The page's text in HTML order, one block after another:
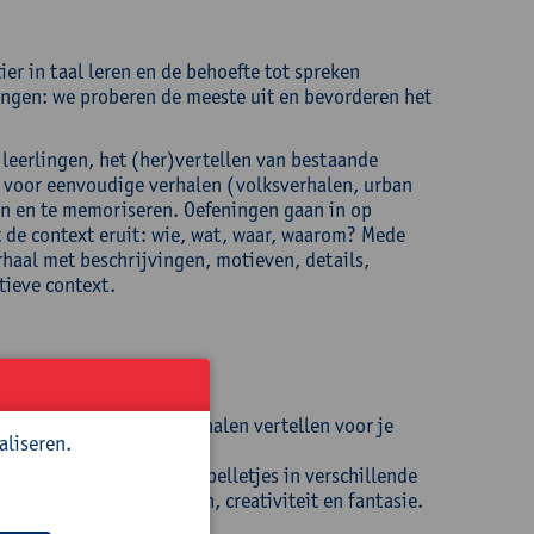
in taal leren en de behoefte tot spreken
we proberen de meeste uit en bevorderen het
het (her)vertellen van bestaande
eenvoudige verhalen (volksverhalen, urban
te memoriseren. Oefeningen gaan in op
context eruit: wie, wat, waar, waarom? Mede
met beschrijvingen, motieven, details,
context.
ontwerpen omtrent verhalen vertellen voor je
ijsbrekers en talige spelletjes in verschillende
in manieren van leren, creativiteit en fantasie.